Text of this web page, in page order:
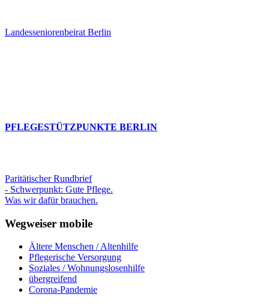
Landesseniorenbeirat Berlin
PFLEGESTÜTZPUNKTE BERLIN
Paritätischer Rundbrief
- Schwerpunkt: Gute Pflege.
Was wir dafür brauchen.
Wegweiser mobile
Ältere Menschen / Altenhilfe
Pflegerische Versorgung
Soziales / Wohnungslosenhilfe
übergreifend
Corona-Pandemie